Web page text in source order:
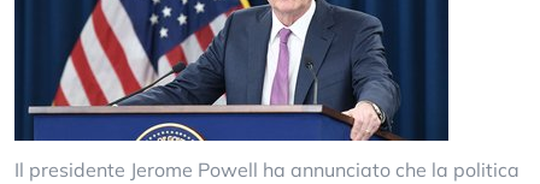
Il presidente Jerome Powell ha annunciato che la politica